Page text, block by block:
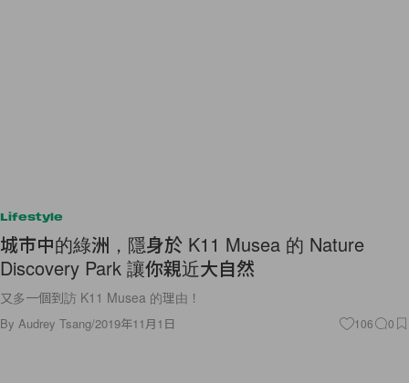
Lifestyle
城市中的綠洲，隱身於 K11 Musea 的 Nature
Discovery Park 讓你親近大自然
又多一個到訪 K11 Musea 的理由！
By Audrey Tsang/2019年11月1日 106 0